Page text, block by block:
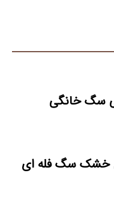
سگ خانگی
خشک سگ فله ای